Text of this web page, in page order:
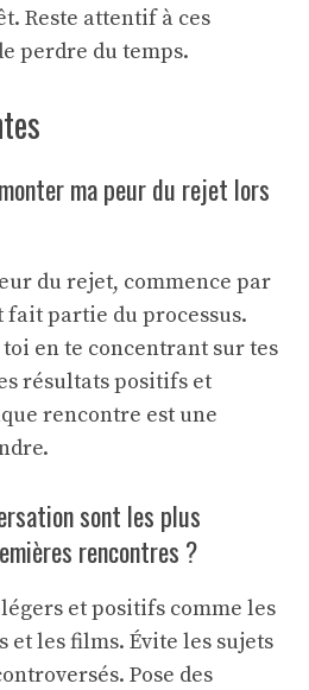
Reste attentif à ces
perdre du temps.
ma peur du rejet lors
du rejet, commence par
fait partie du processus.
en te concentrant sur tes
résultats positifs et
rencontre est une
sont les plus
rencontres ?
et positifs comme les
et les films. Évite les sujets
Pose des